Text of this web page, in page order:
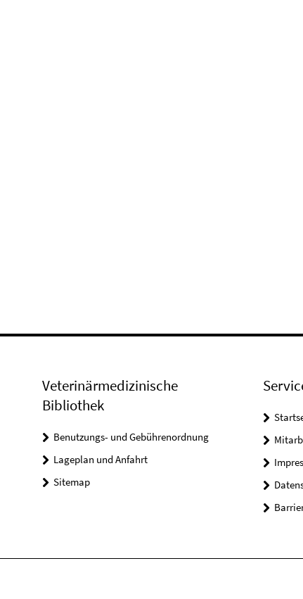
Veterinärmedizinische
Bibliothek
Benutzungs- und Gebührenordnung
Lageplan und Anfahrt
Sitemap